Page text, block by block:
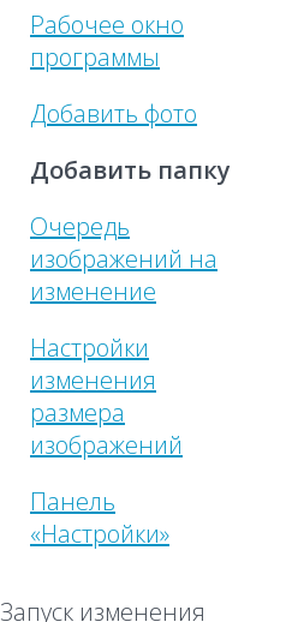
Рабочее окно
программы
Добавить фото
Добавить папку
Очередь
изображений на
изменение
Настройки
изменения
размера
изображений
Панель
«Настройки»
Запуск изменения